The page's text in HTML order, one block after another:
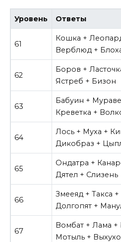
Уровень Ответы
61
Кошка +
Верблюд +
62
Боров +
Ястреб + Бизон
63
Бабуин +
Креветка +
64
Лось + Муха +
Дикобраз +
65
Ондатра +
Дятел + Слизень
66
Змееяд + Такса
Долгопят +
67
Вомбат + Лама
Мотыль +